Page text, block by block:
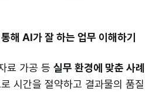
해 AI가 잘 하는 업무 이해하기
료 가공 등 실무 환경에 맞춘 사례
시간을 절약하고 결과물의 품질